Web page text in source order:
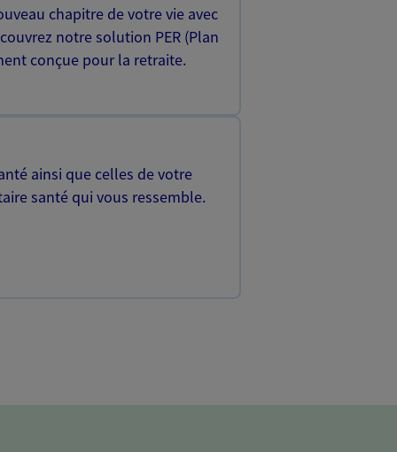
chapitre de votre vie avec
notre solution PER (Plan
conçue pour la retraite.
ainsi que celles de votre
santé qui vous ressemble.